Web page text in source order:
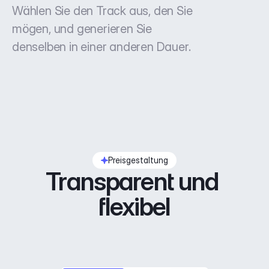
Wählen Sie den Track aus, den Sie
mögen, und generieren Sie
denselben in einer anderen Dauer.
Preisgestaltung
Transparent und
flexibel